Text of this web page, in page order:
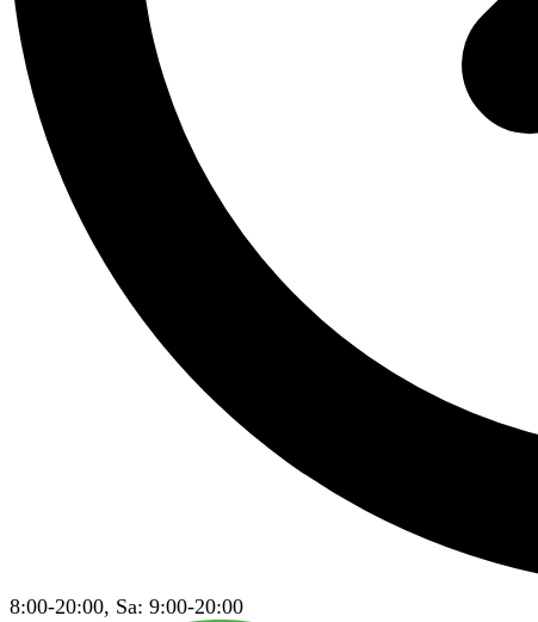
8:00-20:00, Sa: 9:00-20:00